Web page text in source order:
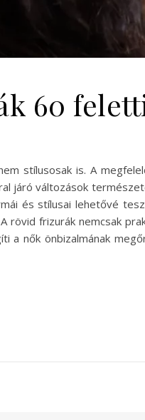
60
stílusosak is. A
járó változások
és stílusai lehetővé
frizurák nemcsak
a nők önbizalmának